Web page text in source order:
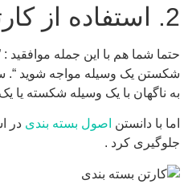
2. استفاده از کارتن های اسباب کشی
حتما شما هم با این جمله
شکستن یک وسیله مواجه شوید
به ناگهان با یک وسیله شکسته
اما با دانستن اصول بسته بندی در
جلوگیری کرد .